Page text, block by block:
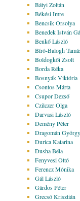
Bátyi Zoltán
Békési Imre
Bencsik Orsolya
Benedek István
Benkő László
Bíró-Balogh
Boldogkői Zsolt
Borda Réka
Bosnyák Viktória
Csontos Márta
Csupor Dezső
Czilczer Olga
Darvasi László
Demény Péter
Dragomán György
Durica Katarina
Dusha Béla
Fenyvesi Ottó
Ferencz Mónika
Gál László
Gárdos Péter
Grecsó Krisztián